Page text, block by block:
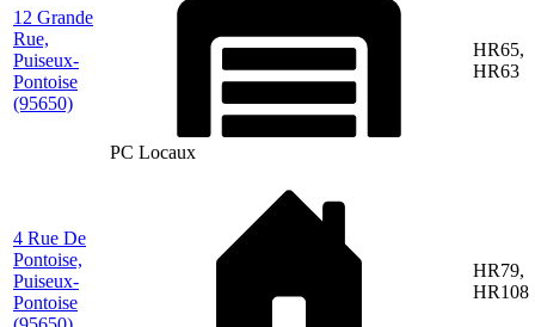
12 Grande
Rue,
Puiseux-
Pontoise
(95650)
PC Locaux
HR65,
HR63
4 Rue De
Pontoise,
Puiseux-
Pontoise
HR79,
HR108